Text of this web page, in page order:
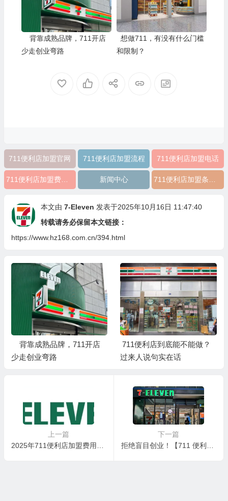
背靠成熟品牌，711开店
少走创业弯路
想做711，有没有什么门槛
和限制？
711便利店加盟官网 711便利店加盟流程 711便利店加盟电话
711便利店加盟费大概多少钱 新闻中心
本文由 7-Eleven 发表于2025年10月16日 11:47:40
转载请务必保留本文链接：
https://www.hz168.com.cn/394.html
背靠成熟品牌，711开店
少走创业弯路
711便利店到底能不能做？
过来人说句实在话
上一篇
下一篇